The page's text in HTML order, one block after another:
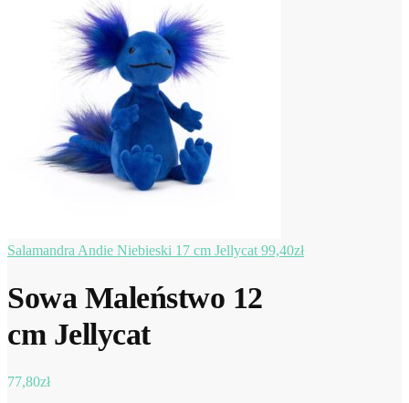
Salamandra Andie Niebieski 17 cm Jellycat 99,40zł
Sowa Maleństwo 12
cm Jellycat
77,80zł